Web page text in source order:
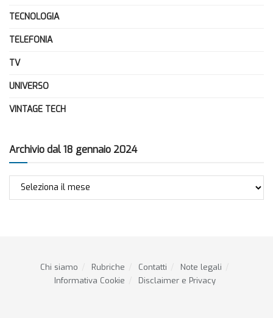
TECNOLOGIA
TELEFONIA
TV
UNIVERSO
VINTAGE TECH
Archivio dal 18 gennaio 2024
Archivio
Chi siamo Rubriche Contatti
Note legali
Informativa Cookie
Disclaimer e Privacy